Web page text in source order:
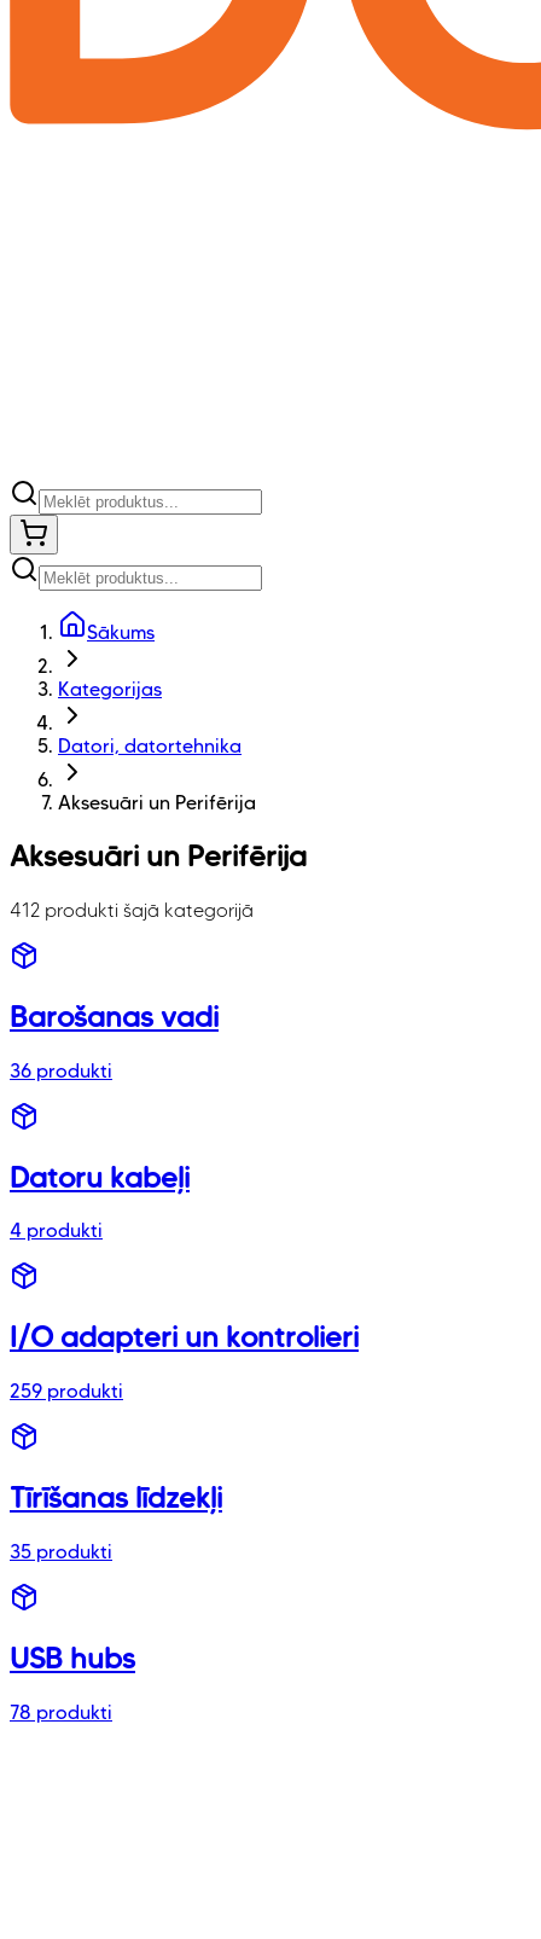
Sākums
Kategorijas
Datori, datortehnika
Aksesuāri un Perifērija
Aksesuāri un Perifērija
412 produkti šajā kategorijā
Barošanas vadi
36 produkti
Datoru kabeļi
4 produkti
I/O adapteri un kontrolieri
259 produkti
Tīrīšanas līdzekļi
35 produkti
USB hubs
78 produkti